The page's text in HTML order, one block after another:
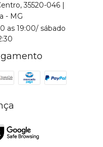
35520-046 |
- MG
as 19:00/ sábado